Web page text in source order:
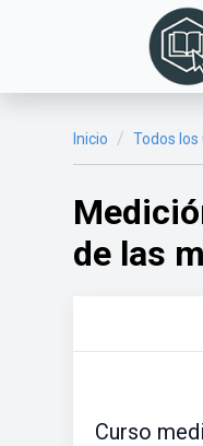
Inicio Todos los
de las
Curso